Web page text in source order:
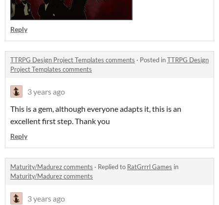
Reply
TTRPG Design Project Templates comments · Posted inTTRPG Design
Project Templates comments
3 years ago
This is a gem, although everyone adapts it, this is an
excellent first step. Thank you
Reply
Maturity/Madurez comments · Replied to RatGrrrl Games in
Maturity/Madurez comments
3 years ago